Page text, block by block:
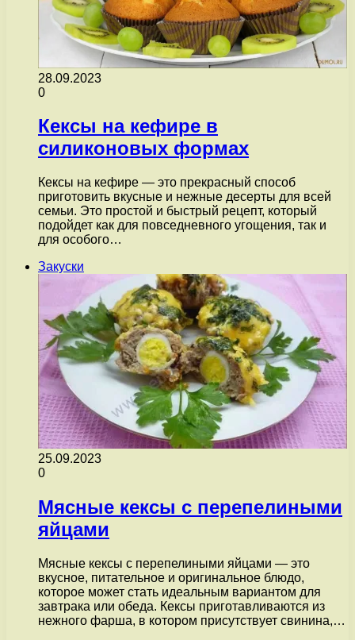
28.09.2023
0
Кексы на кефире в
силиконовых формах
Кексы на кефире — это прекрасный способ
приготовить вкусные и нежные десерты для всей
семьи. Это простой и быстрый рецепт, который
подойдет как для повседневного угощения, так и
для особого…
Закуски
25.09.2023
0
Мясные кексы с перепелиными
яйцами
Мясные кексы с перепелиными яйцами — это
вкусное, питательное и оригинальное блюдо,
которое может стать идеальным вариантом для
завтрака или обеда. Кексы приготавливаются из
нежного фарша, в котором присутствует свинина,…